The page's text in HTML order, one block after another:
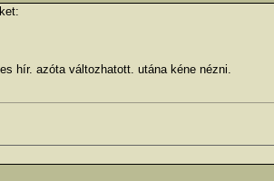
hír. azóta változhatott. utána kéne nézni.